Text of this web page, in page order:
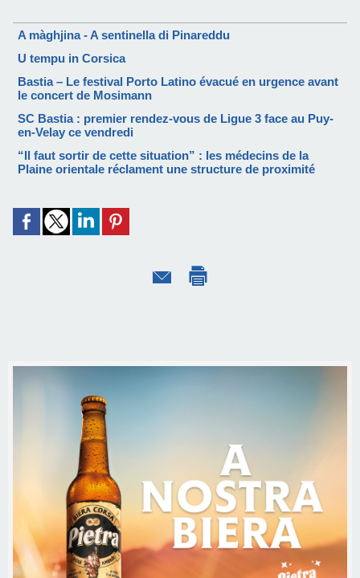
A màghjina - A sentinella di Pinareddu
U tempu in Corsica
Bastia – Le festival Porto Latino évacué en urgence avant
le concert de Mosimann
SC Bastia : premier rendez-vous de Ligue 3 face au Puy-
en-Velay ce vendredi
“Il faut sortir de cette situation” : les médecins de la
Plaine orientale réclament une structure de proximité